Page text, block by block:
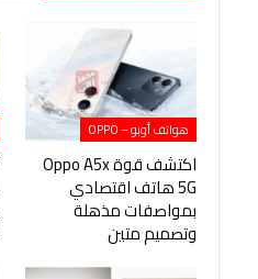
هواتف أوبو – OPPO
اكتشف قوة Oppo A5x
5G هاتف اقتصادي
بمواصفات مذهلة
وتصميم متين